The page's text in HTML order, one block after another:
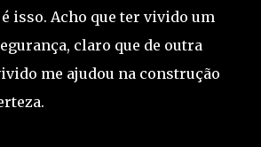
isso. Acho que ter vivido um
claro que de outra
me ajudou na construção